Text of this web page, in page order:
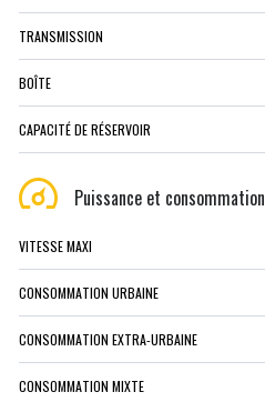
TRANSMISSION
BOÎTE
CAPACITÉ DE RÉSERVOIR
Puissance et consommation
VITESSE MAXI
CONSOMMATION URBAINE
CONSOMMATION EXTRA-URBAINE
CONSOMMATION MIXTE